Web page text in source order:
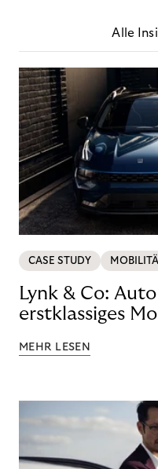
Alle
CASE STUDY
Lynk & Co:
erstklassiges
MEHR LESEN